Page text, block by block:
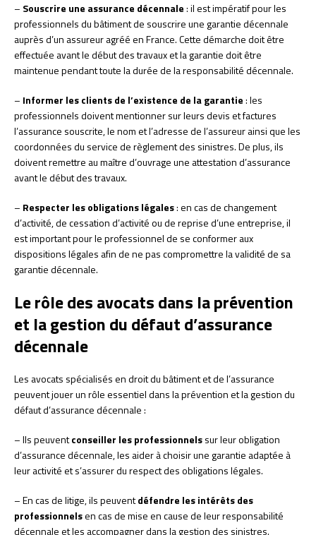
– Souscrire une assurance décennale: il est impératif pour les
professionnels du bâtiment de souscrire une garantie décennale
auprès d’un assureur agréé en France. Cette démarche doit être
effectuée avant le début des travaux et la garantie doit être
maintenue pendant toute la durée de la responsabilité décennale.
– Informer les clients de l’existence de la garantie: les
professionnels doivent mentionner sur leurs devis et factures
l’assurance souscrite, le nom et l’adresse de l’assureur ainsi que les
coordonnées du service de règlement des sinistres. De plus, ils
doivent remettre au maître d’ouvrage une attestation d’assurance
avant le début des travaux.
– Respecter les obligations légales: en cas de changement
d’activité, de cessation d’activité ou de reprise d’une entreprise, il
est important pour le professionnel de se conformer aux
dispositions légales afin de ne pas compromettre la validité de sa
garantie décennale.
Le rôle des avocats dans la prévention
et la gestion du défaut d’assurance
décennale
Les avocats spécialisés en droit du bâtiment et de l’assurance
peuvent jouer un rôle essentiel dans la prévention et la gestion du
défaut d’assurance décennale :
– Ils peuventconseiller les professionnelssur leur obligation
d’assurance décennale, les aider à choisir une garantie adaptée à
leur activité et s’assurer du respect des obligations légales.
– En cas de litige, ils peuventdéfendre les intérêts des
professionnelsen cas de mise en cause de leur responsabilité
décennale et les accompagner dans la gestion des sinistres.